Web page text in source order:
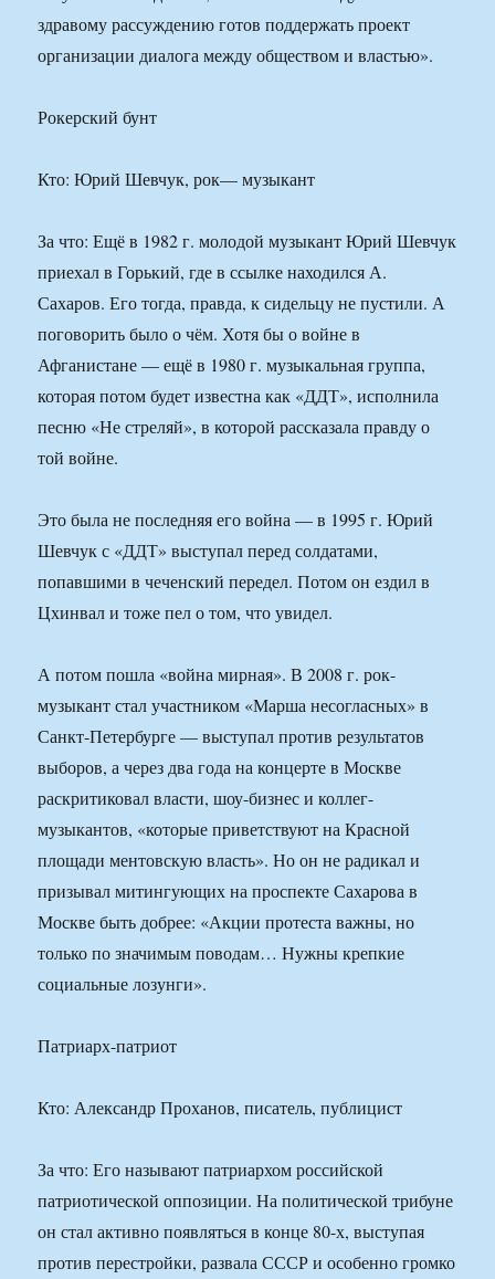
здравому рассуждению готов поддержать проект
организации диалога между обществом и властью».
Рокерский бунт
Кто: Юрий Шевчук, рок— музыкант
За что: Ещё в 1982 г. молодой музыкант Юрий Шевчук
приехал в Горький, где в ссылке находился А.
Сахаров. Его тогда, правда, к сидельцу не пустили. А
поговорить было о чём. Хотя бы о войне в
Афганистане — ещё в 1980 г. музыкальная группа,
которая потом будет известна как «ДДТ», исполнила
песню «Не стреляй», в которой рассказала правду о
той войне.
Это была не последняя его война — в 1995 г. Юрий
Шевчук с «ДДТ» выступал перед солдатами,
попавшими в чеченский передел. Потом он ездил в
Цхинвал и тоже пел о том, что увидел.
А потом пошла «война мирная». В 2008 г. рок-
музыкант стал участником «Марша несогласных» в
Санкт-Петербурге — выступал против результатов
выборов, а через два года на концерте в Москве
раскритиковал власти, шоу-бизнес и коллег-
музыкантов, «которые приветствуют на Красной
площади ментовскую власть». Но он не радикал и
призывал митингующих на проспекте Сахарова в
Москве быть добрее: «Акции протеста важны, но
только по значимым поводам… Нужны крепкие
социальные лозунги».
Патриарх-патриот
Кто: Александр Проханов, писатель, публицист
За что: Его называют патриархом российской
патриотической оппозиции. На политической трибуне
он стал активно появляться в конце 80-х, выступая
против перестройки, развала СССР и особенно громко